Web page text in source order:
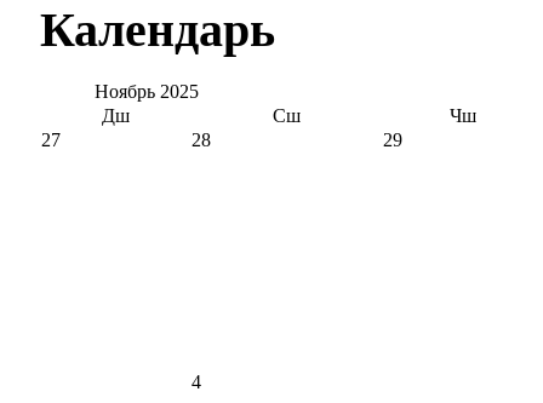
Календарь
Ноябрь 2025
Дш
Сш
Чш
27
28 29
4